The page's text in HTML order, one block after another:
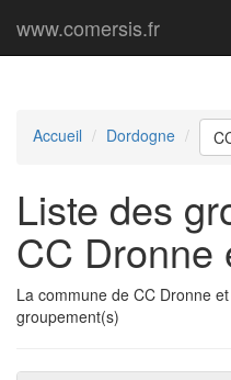
www.comersis.fr
Accueil Dordogne
Liste des
CC Dronne
La commune de CC Dronne
groupement(s)